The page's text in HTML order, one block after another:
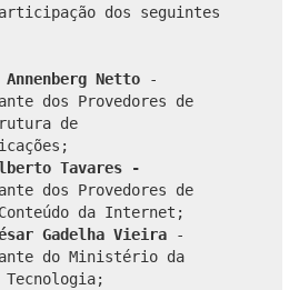
dos seguintes
Netto
-
dos Provedores de
de
Tavares -
dos Provedores de
da Internet;
Gadelha Vieira
-
do Ministério da